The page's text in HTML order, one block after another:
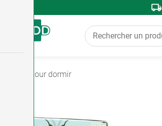
Tisane pour dormir